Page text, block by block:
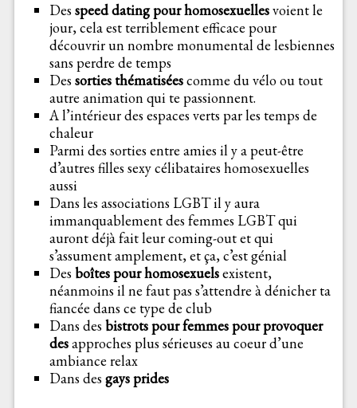
Desspeed dating pour homosexuellesvoient le
jour, cela est terriblement efficace pour
découvrir un nombre monumental de lesbiennes
sans perdre de temps
Dessorties thématiséescomme du vélo ou tout
autre animation qui te passionnent.
A l’intérieur des espaces verts par les temps de
chaleur
Parmi des sorties entre amies il y a peut-être
d’autres filles sexy célibataires homosexuelles
aussi
Dans les associations LGBT il y aura
immanquablement des femmes LGBT qui
auront déjà fait leur coming-out et qui
s’assument amplement, et ça, c’est génial
Desboîtes pour homosexuelsexistent,
néanmoins il ne faut pas s’attendre à dénicher ta
fiancée dans ce type de club
Dans desbistrots pour femmes pour provoquer
desapproches plus sérieuses au coeur d’une
ambiance relax
Dans desgays prides